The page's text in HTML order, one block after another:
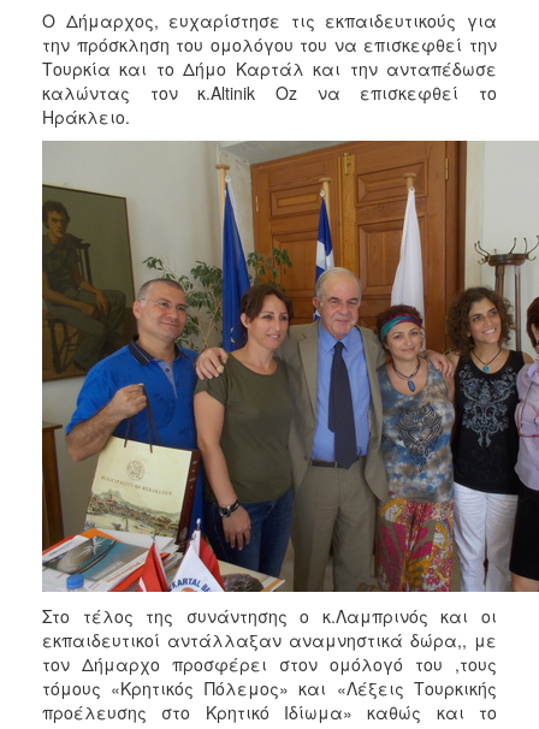
Ο Δήμαρχος, ευχαρίστησε τις εκπαιδευτικούς για
την πρόσκληση του ομολόγου του να επισκεφθεί την
Τουρκία και το Δήμο Καρτάλ και την ανταπέδωσε
καλώντας τον κ.Altinik Oz να επισκεφθεί το
Ηράκλειο.
Στο τέλος της συνάντησης ο κ.Λαμπρινός και οι
εκπαιδευτικοί αντάλλαξαν αναμνηστικά δώρα,, με
τον Δήμαρχο προσφέρει στον ομόλογό του ,τους
τόμους «Κρητικός Πόλεμος» και «Λέξεις Τουρκικής
προέλευσης στο Κρητικό Ιδίωμα» καθώς και το